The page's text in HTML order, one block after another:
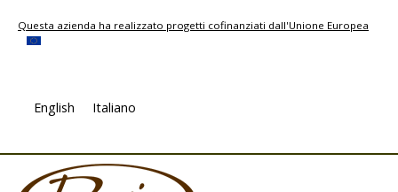
content
Questa azienda ha realizzato progetti cofinanziati dall'Unione Europea
English Italiano
Home